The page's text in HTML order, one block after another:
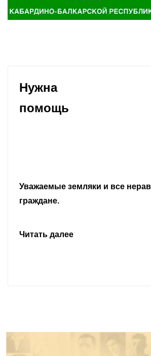
Нужна
помощь
Уважаемые земляки и все
граждане.
Читать далее